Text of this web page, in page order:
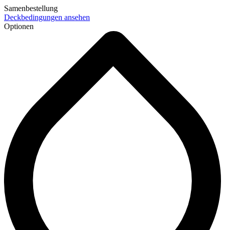
Samenbestellung
Deckbedingungen ansehen
Optionen